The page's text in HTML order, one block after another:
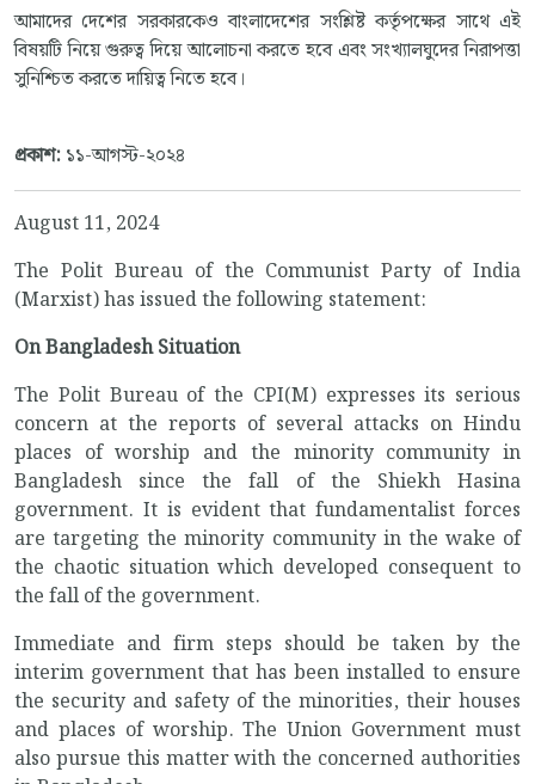
আমাদের দেশের সরকারকেও বাংলাদেশের সংশ্লিষ্ট কর্তৃপক্ষের সাথে এই
বিষয়টি নিয়ে গুরুত্ব দিয়ে আলোচনা করতে হবে এবং সংখ্যালঘুদের নিরাপত্তা
সুনিশ্চিত করতে দায়িত্ব নিতে হবে।
প্রকাশ: ১১-আগস্ট-২০২৪
August 11, 2024
The Polit Bureau of the Communist Party of India
(Marxist) has issued the following statement:
On Bangladesh Situation
The Polit Bureau of the CPI(M) expresses its serious
concern at the reports of several attacks on Hindu
places of worship and the minority community in
Bangladesh since the fall of the Shiekh Hasina
government. It is evident that fundamentalist forces
are targeting the minority community in the wake of
the chaotic situation which developed consequent to
the fall of the government.
Immediate and firm steps should be taken by the
interim government that has been installed to ensure
the security and safety of the minorities, their houses
and places of worship. The Union Government must
also pursue this matter with the concerned authorities